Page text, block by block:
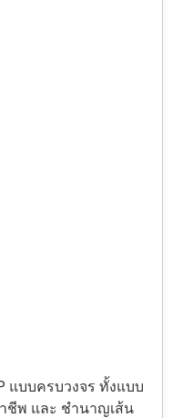
แบบครบวงจร ทั้งแบบ
ชีพ และ ชำนาญเส้น